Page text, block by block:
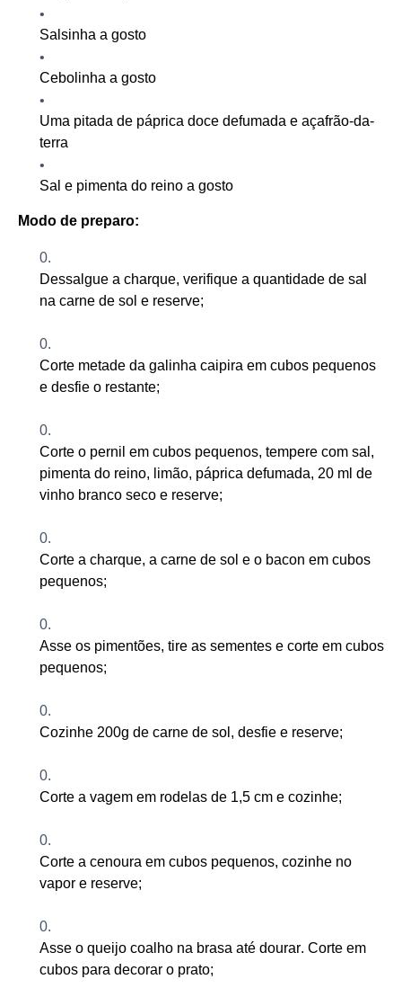
Salsinha a gosto
Cebolinha a gosto
Uma pitada de páprica doce defumada e açafrão-da-
terra
Sal e pimenta do reino a gosto
Modo de preparo:
Dessalgue a charque, verifique a quantidade de sal
na carne de sol e reserve;
Corte metade da galinha caipira em cubos pequenos
e desfie o restante;
Corte o pernil em cubos pequenos, tempere com sal,
pimenta do reino, limão, páprica defumada, 20 ml de
vinho branco seco e reserve;
Corte a charque, a carne de sol e o bacon em cubos
pequenos;
Asse os pimentões, tire as sementes e corte em cubos
pequenos;
Cozinhe 200g de carne de sol, desfie e reserve;
Corte a vagem em rodelas de 1,5 cm e cozinhe;
Corte a cenoura em cubos pequenos, cozinhe no
vapor e reserve;
Asse o queijo coalho na brasa até dourar. Corte em
cubos para decorar o prato;